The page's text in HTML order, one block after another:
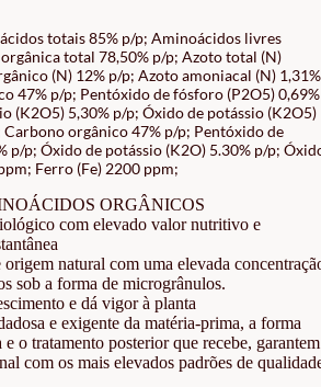
totais 85% p/p; Aminoácidos livres
total 78,50% p/p; Azoto total (N)
(N) 12% p/p; Azoto amoniacal (N) 1,31%
47% p/p; Pentóxido de fósforo (P2O5) 0,69%
(K2O5) 5,30% p/p; Óxido de potássio (K2O5)
Carbono orgânico 47% p/p; Pentóxido de
p/p; Óxido de potássio (K2O) 5.30% p/p;
Ferro (Fe) 2200 ppm;
ORGÂNICOS
com elevado valor nutritivo e
natural com uma elevada
sob a forma de microgrânulos.
e dá vigor à planta
e exigente da matéria-prima, a forma
o tratamento posterior que recebe, garantem
com os mais elevados padrões de